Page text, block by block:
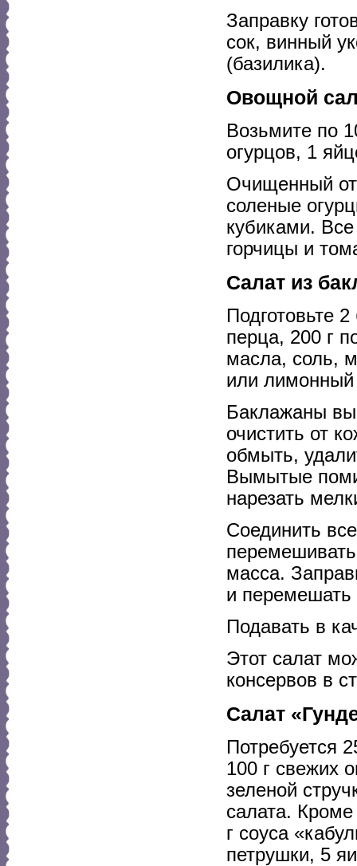
Заправку
сок, винный
(базилика).
Овощной
Возьмите по
огурцов, 1
Очищенный
соленые
кубиками.
горчицы и
Салат из
Подготовьте
перца, 200 г
масла, соль,
или лимонный
Баклажаны
очистить от
обмыть,
Вымытые
нарезать
Соединить
масса.
и
Подавать в
Этот салат
консервов в
Салат
Потребуется
100 г свежих
зеленой
салата. Кроме
г соуса
петрушки, 5